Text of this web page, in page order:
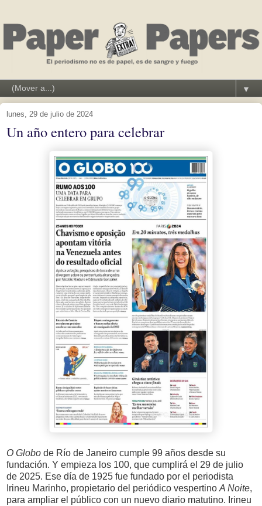
▼
lunes, 29 de julio de 2024
Un año entero para celebrar
O Globo de Río de Janeiro cumple 99 años desde su
fundación. Y empieza los 100, que cumplirá el 29 de julio
de 2025. Ese día de 1925 fue fundado por el periodista
Irineu Marinho, propietario del periódico vespertino A Noite,
para ampliar el público con un nuevo diario matutino. Irineu